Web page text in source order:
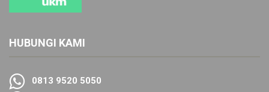
HUBUNGI KAMI
0813 9520 5050